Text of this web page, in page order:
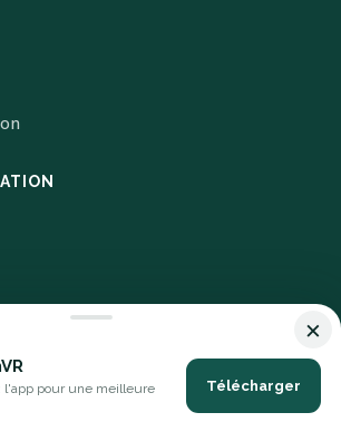
Tous droits réservés.
×
l'app pour une meilleure
Télécharger